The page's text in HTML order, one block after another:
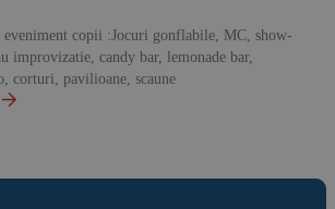
eveniment copii :Jocuri gonflabile, MC, show-
improvizatie, candy bar, lemonade bar,
corturi, pavilioane, scaune